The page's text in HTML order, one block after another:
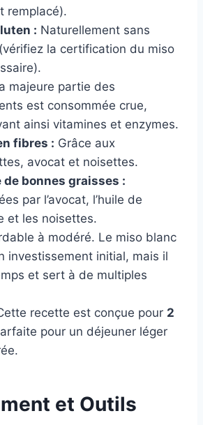
remplacé).
: Naturellement sans
la certification du miso
majeure partie des
est consommée crue,
ainsi vitamines et enzymes.
fibres : Grâce aux
avocat et noisettes.
de bonnes graisses :
par l’avocat, l’huile de
et les noisettes.
à modéré. Le miso blanc
investissement initial, mais il
et sert à de multiples
recette est conçue pour 2
pour un déjeuner léger
et Outils